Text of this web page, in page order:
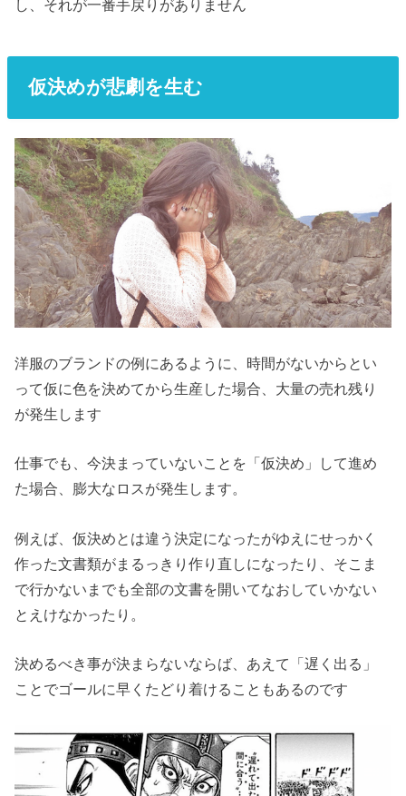
し、それが一番手戻りがありません
仮決めが悲劇を生む
洋服のブランドの例にあるように、時間がないからとい
って仮に色を決めてから生産した場合、大量の売れ残り
が発生します
仕事でも、今決まっていないことを「仮決め」して進め
た場合、膨大なロスが発生します。
例えば、仮決めとは違う決定になったがゆえにせっかく
作った文書類がまるっきり作り直しになったり、そこま
で行かないまでも全部の文書を開いてなおしていかない
とえけなかったり。
決めるべき事が決まらないならば、あえて「遅く出る」
ことでゴールに早くたどり着けることもあるのです